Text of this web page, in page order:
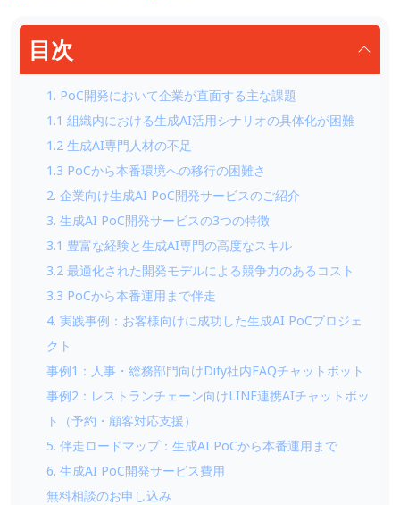
目次
1. PoC開発において企業が直面する主な課題
1.1 組織内における生成AI活用シナリオの具体化が困難
1.2 生成AI専門人材の不足
1.3 PoCから本番環境への移行の困難さ
2. 企業向け生成AI PoC開発サービスのご紹介
3. 生成AI PoC開発サービスの3つの特徴
3.1 豊富な経験と生成AI専門の高度なスキル
3.2 最適化された開発モデルによる競争力のあるコスト
3.3 PoCから本番運用まで伴走
4. 実践事例：お客様向けに成功した生成AI PoCプロジェ
クト
事例1：人事・総務部門向けDify社内FAQチャットボット
事例2：レストランチェーン向けLINE連携AIチャットボッ
ト（予約・顧客対応支援）
5. 伴走ロードマップ：生成AI PoCから本番運用まで
6. 生成AI PoC開発サービス費用
無料相談のお申し込み